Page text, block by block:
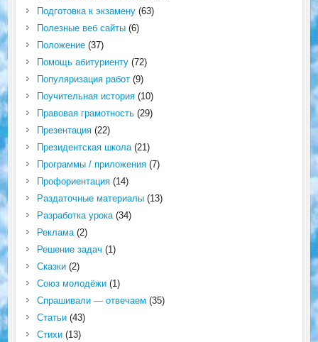
Подготовка к экзамену(63)
Полезные веб сайты(6)
Положение(37)
Помощь абитуриенту(72)
Популяризация работ(9)
Поучительная история(10)
Правовая грамотность(29)
Презентация(22)
Президентская школа(21)
Программы / приложения(7)
Профориентация(14)
Раздаточные материалы(13)
Разработка урока(34)
Реклама(2)
Решение задач (1)
Сказки(2)
Союз молодёжи(1)
Спрашивали — отвечаем (35)
Статьи(43)
Стихи(13)